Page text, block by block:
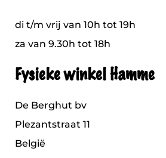
di t/m vrij van 10h tot 19h
za van 9.30h tot 18h
Fysieke winkel Hamme
De Berghut bv
Plezantstraat 11
België